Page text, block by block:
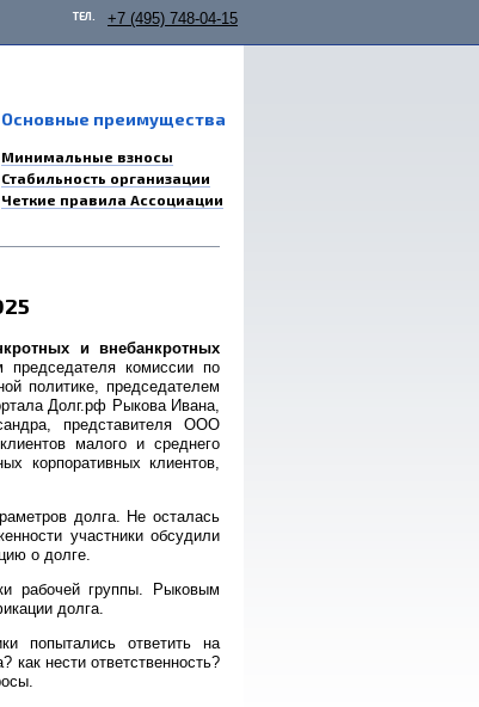
ТЕЛ. +7 (495) 748-04-15
Основные преимущества
Минимальные взносы
Стабильность организации
Четкие правила Ассоциации
и внебанкротных
председателя комиссии по
политике, председателем
Долг.рф Рыкова Ивана,
представителя ООО
малого и среднего
корпоративных клиентов,
долга. Не осталась
участники обсудили
о долге.
рабочей группы. Рыковым
долга.
попытались ответить на
как нести ответственность?